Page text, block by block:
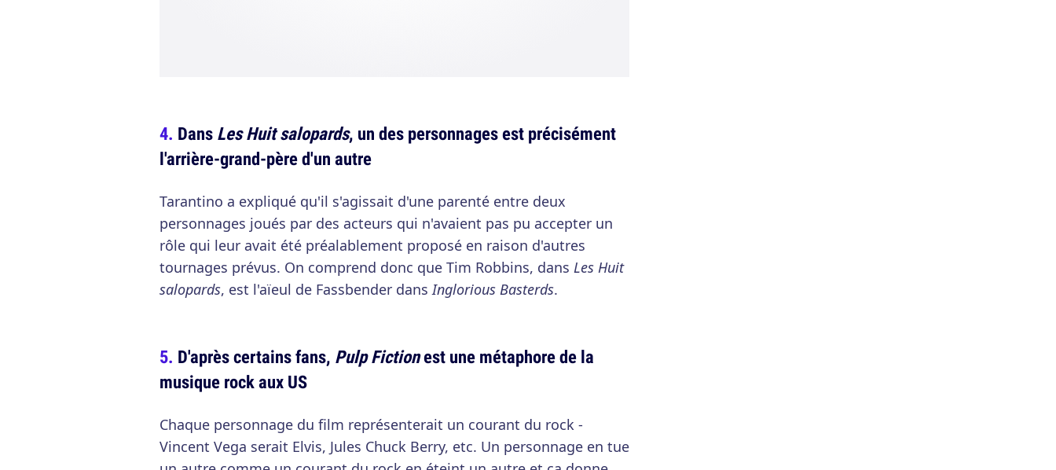
DansLes Huit salopards, un des personnages est précisément
l'arrière-grand-père d'un autre
Tarantino a expliqué qu'il s'agissait d'une parenté entre deux
personnages joués par des acteurs qui n'avaient pas pu accepter un
rôle qui leur avait été préalablement proposé en raison d'autres
tournages prévus. On comprend donc que Tim Robbins, dans Les Huit
salopards, est l'aïeul de Fassbender dansInglorious Basterds.
D'après certains fans, Pulp Fictionest une métaphore de la
musique rock aux US
Chaque personnage du film représenterait un courant du rock -
Vincent Vega serait Elvis, Jules Chuck Berry, etc. Un personnage en tue